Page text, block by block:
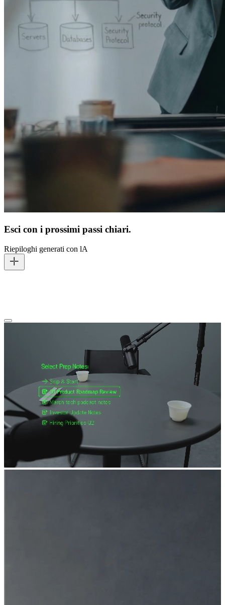
Esci con i prossimi passi chiari.
Riepiloghi generati con lA